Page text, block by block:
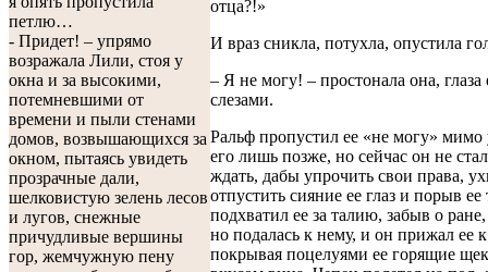
петлю…
- Придет! – упрямо
возражала Лили, стоя у
окна и за высокими,
потемневшими от
времени и пыли стенами
домов, возвышающихся за
окном, пытаясь увидеть
прозрачные дали,
шелковистую зелень лесов
и лугов, снежные
причудливые вершины
гор, жемчужную пену
отца?!»
И враз сникла, потухла, опустила
– Я не могу! – простонала она, глаза
слезами.
Ральф пропустил ее «не могу»
его лишь позже, но сейчас он не
ждать, дабы упрочить свои права,
отпустить сияние ее глаз и порыв
подхватил ее за талию, забыв о
но подалась к нему, и он прижал ее
покрывая поцелуями ее горящие